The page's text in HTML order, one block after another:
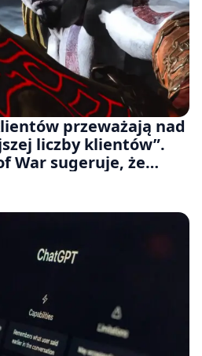
przeważają nad
liczby klientów”.
War sugeruje, że
rezygnuje z gier